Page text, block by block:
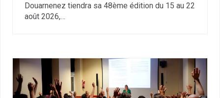
Douarnenez tiendra sa 48ème édition du 15 au 22
août 2026,…